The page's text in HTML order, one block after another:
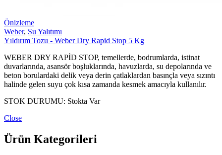
Önizleme
Weber, Su Yalıtımı
Yıldırım Tozu - Weber Dry Rapid Stop 5 Kg
WEBER DRY RAPİD STOP, temellerde, bodrumlarda, istinat
duvarlarında, asansör boşluklarında, havuzlarda, su depolarında ve
beton borulardaki delik veya derin çatlaklardan basınçla veya sızıntı
halinde gelen suyu çok kısa zamanda kesmek amacıyla kullanılır.
STOK DURUMU: Stokta Var
Close
Ürün Kategorileri